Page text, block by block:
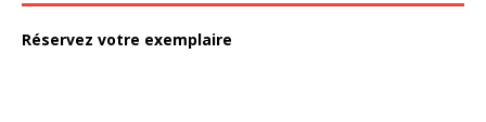
Réservez votre exemplaire